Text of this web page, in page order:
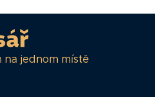
na jednom místě